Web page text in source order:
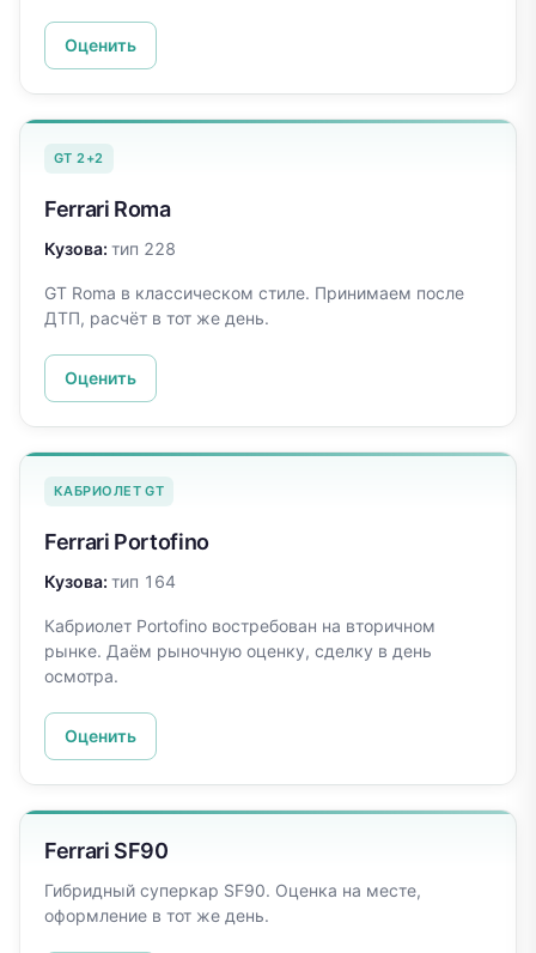
Оценить
GT 2+2
Ferrari Roma
Кузова: тип 228
GT Roma в классическом стиле. Принимаем после
ДТП, расчёт в тот же день.
Оценить
КАБРИОЛЕТ GT
Ferrari Portofino
Кузова: тип 164
Кабриолет Portofino востребован на вторичном
рынке. Даём рыночную оценку, сделку в день
осмотра.
Оценить
Ferrari SF90
Гибридный суперкар SF90. Оценка на месте,
оформление в тот же день.